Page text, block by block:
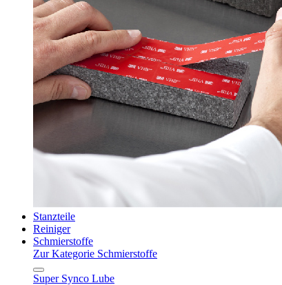
Stanzteile
Reiniger
Schmierstoffe
Zur Kategorie Schmierstoffe
Super Synco Lube